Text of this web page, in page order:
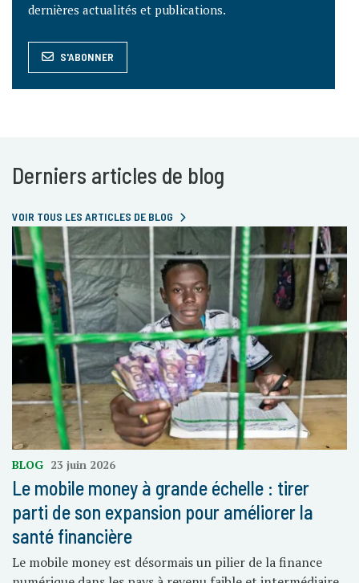
dernières actualités et publications.
S'ABONNER
Derniers articles de blog
VOIR TOUS LES ARTICLES DE BLOG
BLOG 23 juin 2026
Le mobile money à grande échelle : tirer
parti de son expansion pour améliorer la
santé financière
Le mobile money est désormais un pilier de la finance